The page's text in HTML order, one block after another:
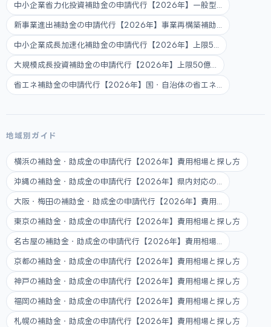
中小企業省力化投資補助金の申請代行【2026年】一般型...
新事業進出補助金の申請代行【2026年】事業再構築補助...
中小企業成長加速化補助金の申請代行【2026年】上限5...
大規模成長投資補助金の申請代行【2026年】上限50億...
省エネ補助金の申請代行【2026年】国・自治体の省エネ...
地域別ガイド
横浜の補助金・助成金の申請代行【2026年】費用相場と探し方
沖縄の補助金・助成金の申請代行【2026年】県内対応の...
大阪・梅田の補助金・助成金の申請代行【2026年】費用...
東京の補助金・助成金の申請代行【2026年】費用相場と探し方
名古屋の補助金・助成金の申請代行【2026年】費用相場...
京都の補助金・助成金の申請代行【2026年】費用相場と探し方
神戸の補助金・助成金の申請代行【2026年】費用相場と探し方
福岡の補助金・助成金の申請代行【2026年】費用相場と探し方
札幌の補助金・助成金の申請代行【2026年】費用相場と探し方